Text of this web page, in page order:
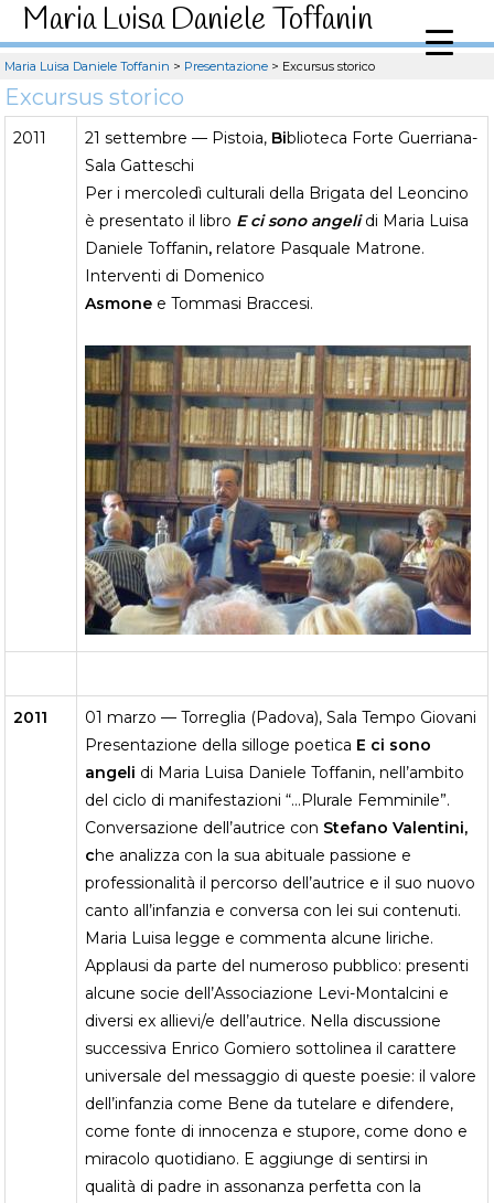
Maria Luisa Daniele Toffanin
Maria Luisa Daniele Toffanin > Presentazione > Excursus storico
Excursus storico
2011 21 settembre — Pistoia, Biblioteca Forte Guerriana-
Sala Gatteschi
Per i mercoledì culturali della Brigata del Leoncino
è presentato il libro E ci sono angelidi Maria Luisa
Daniele Toffanin, relatore Pasquale Matrone.
Interventi di Domenico
Asmone e Tommasi Braccesi.
2011
01 marzo — Torreglia (Padova), Sala Tempo Giovani
Presentazione della silloge poetica E ci sono
angeli di Maria Luisa Daniele Toffanin, nell’ambito
del ciclo di manifestazioni “…Plurale Femminile”.
Conversazione dell’autrice con Stefano Valentini,
che analizza con la sua abituale passione e
professionalità il percorso dell’autrice e il suo nuovo
canto all’infanzia e conversa con lei sui contenuti.
Maria Luisa legge e commenta alcune liriche.
Applausi da parte del numeroso pubblico: presenti
alcune socie dell’Associazione Levi-Montalcini e
diversi ex allievi/e dell’autrice. Nella discussione
successiva Enrico Gomiero sottolinea il carattere
universale del messaggio di queste poesie: il valore
dell’infanzia come Bene da tutelare e difendere,
come fonte di innocenza e stupore, come dono e
miracolo quotidiano. E aggiunge di sentirsi in
qualità di padre in assonanza perfetta con la